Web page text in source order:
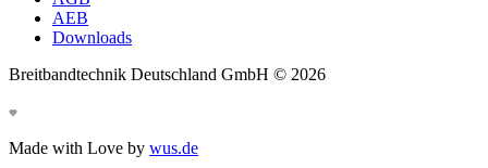
AEB
Downloads
Breitbandtechnik Deutschland GmbH © 2026
Made with Love by wus.de